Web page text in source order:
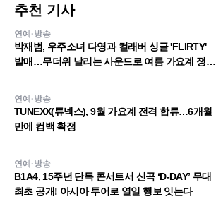
추천 기사
연예·방송
박재범, 우주소녀 다영과 컬래버 싱글 'FLIRTY'
발매…무더위 날리는 사운드로 여름 가요계 정조
연예·방송
TUNEXX(튜넥스), 9월 가요계 전격 합류…6개월
만에 컴백 확정
연예·방송
B1A4, 15주년 단독 콘서트서 신곡 ‘D-DAY’ 무대
최초 공개! 아시아 투어로 열일 행보 잇는다